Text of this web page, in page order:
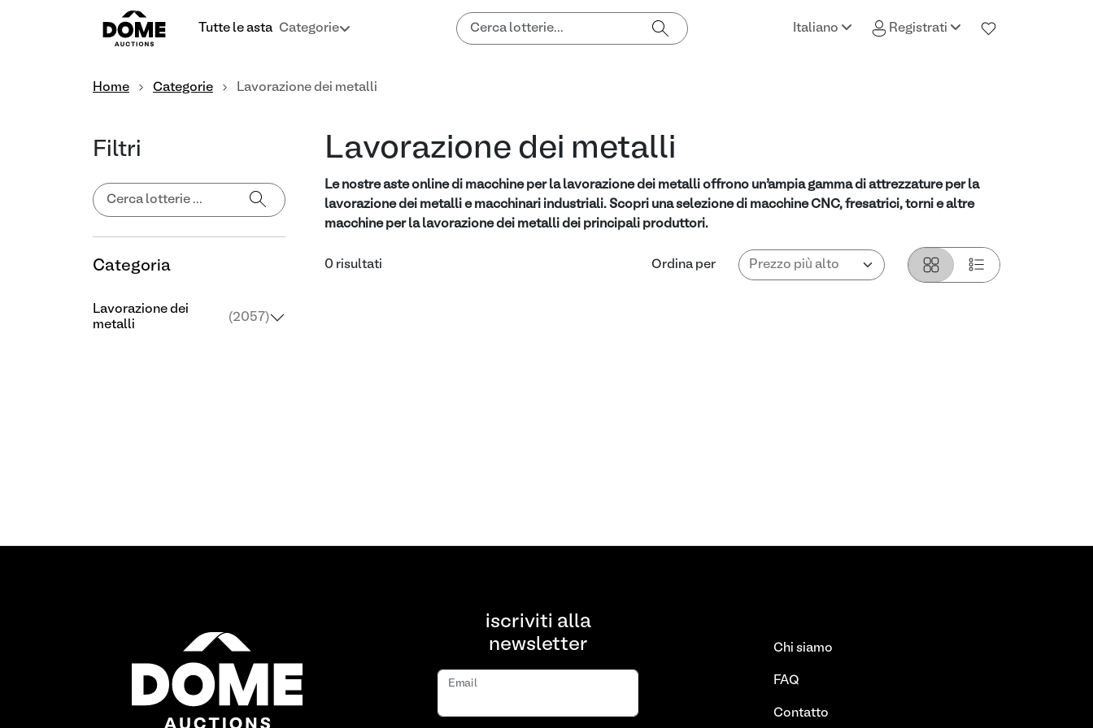
Tutte le asta Categorie Italiano Registrati
Home Categorie Lavorazione dei metalli
Filtri
Categoria
Lavorazione dei
metalli
(2057)
Lavorazione dei metalli
Le nostre aste online di macchine per la lavorazione dei metalli offrono un’ampia gamma di attrezzature per la
lavorazione dei metalli e macchinari industriali. Scopri una selezione di macchine CNC, fresatrici, torni e altre
macchine per la lavorazione dei metalli dei principali produttori.
0 risultati Ordina per
iscriviti alla
newsletter
Email
Chi siamo
FAQ
Contatto